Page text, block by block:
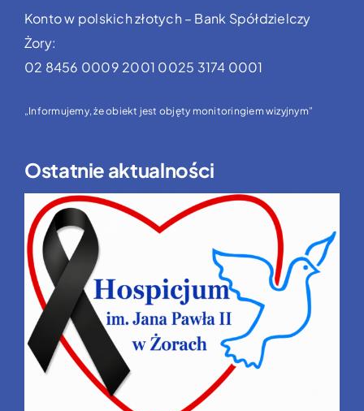
Konto w polskich złotych – Bank Spółdzielczy
Żory:
02 8456 0009 2001 0025 3174 0001
„Informujemy, że obiekt jest objęty monitoringiem wizyjnym”
Ostatnie aktualności